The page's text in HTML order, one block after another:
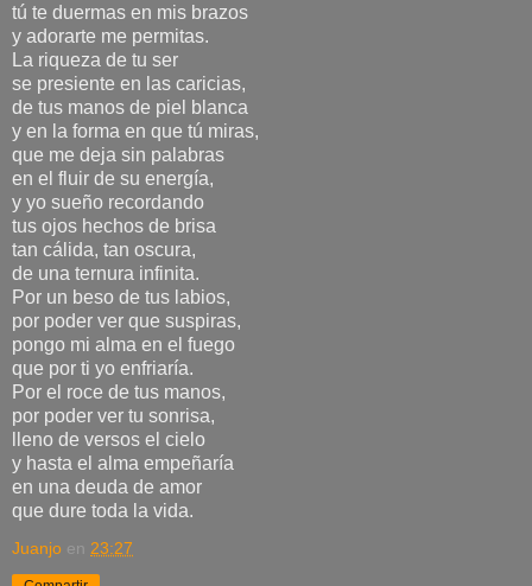
tú te duermas en mis brazos
y adorarte me permitas.
La riqueza de tu ser
se presiente en las caricias,
de tus manos de piel blanca
y en la forma en que tú miras,
que me deja sin palabras
en el fluir de su energía,
y yo sueño recordando
tus ojos hechos de brisa
tan cálida, tan oscura,
de una ternura infinita.
Por un beso de tus labios,
por poder ver que suspiras,
pongo mi alma en el fuego
que por ti yo enfriaría.
Por el roce de tus manos,
por poder ver tu sonrisa,
lleno de versos el cielo
y hasta el alma empeñaría
en una deuda de amor
que dure toda la vida.
Juanjo en 23:27